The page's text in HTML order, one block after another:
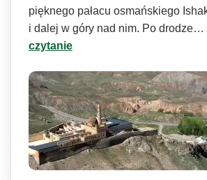
pięknego pałacu osmańskiego
i dalej w góry nad nim. Po drodze…
czytanie